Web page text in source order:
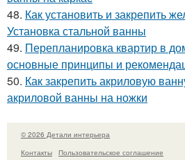
48. Как установить и закрепить
Установка стальной ванны
49. Перепланировка квартир в
основные принципы и
50. Как закрепить акриловую
акриловой ванны на ножки
© 2026 Детали интерьера
Контакты
Пользовательское соглашение